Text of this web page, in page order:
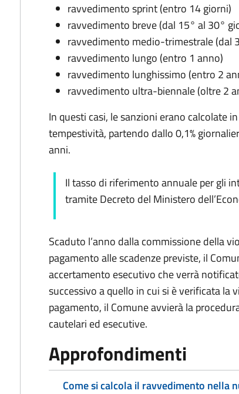
ravvedimento sprint (entro 14 giorni)
ravvedimento breve (dal 15° al 30°
ravvedimento medio-trimestrale (dal
ravvedimento lungo (entro 1 anno)
ravvedimento lunghissimo (entro 2
ravvedimento ultra-biennale (oltre 2
In questi casi, le sanzioni erano calcolate
tempestività, partendo dallo 0,1%
anni.
Il tasso di riferimento annuale per gli
tramite Decreto del Ministero
Scaduto l’anno dalla commissione della
pagamento alle scadenze previste, il
accertamento esecutivo che verrà
successivo a quello in cui si è verificata la
pagamento, il Comune avvierà la
cautelari ed esecutive.
Approfondimenti
Come si calcola il ravvedimento nella